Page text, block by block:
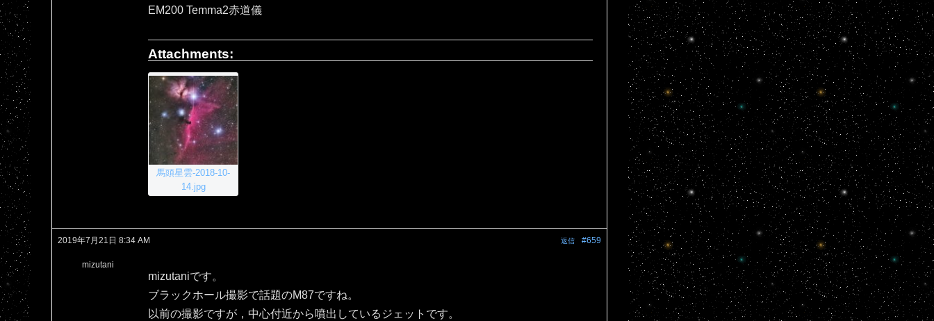
EM200 Temma2赤道儀
Attachments:
馬頭星雲-2018-10-
14.jpg
2019年7月21日 8:34 AM #659
返信
mizutani
mizutaniです。
ブラックホール撮影で話題のM87ですね。
以前の撮影ですが，中心付近から噴出しているジェットです。